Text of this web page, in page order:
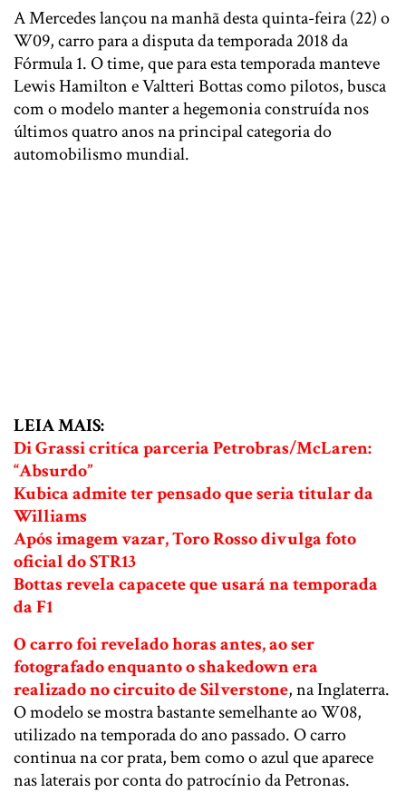
A Mercedes lançou na manhã desta quinta-feira (22) o
W09, carro para a disputa da temporada 2018 da
Fórmula 1. O time, que para esta temporada manteve
Lewis Hamilton e Valtteri Bottas como pilotos, busca
com o modelo manter a hegemonia construída nos
últimos quatro anos na principal categoria do
automobilismo mundial.
LEIA MAIS:
Di Grassi critíca parceria Petrobras/McLaren:
“Absurdo”
Kubica admite ter pensado que seria titular da
Williams
Após imagem vazar, Toro Rosso divulga foto
oficial do STR13
Bottas revela capacete que usará na temporada
da F1
O carro foi revelado horas antes, ao ser
fotografado enquanto o shakedown era
realizado no circuito de Silverstone, na Inglaterra.
O modelo se mostra bastante semelhante ao W08,
utilizado na temporada do ano passado. O carro
continua na cor prata, bem como o azul que aparece
nas laterais por conta do patrocínio da Petronas.